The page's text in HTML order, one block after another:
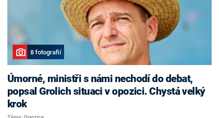
8 fotografií
Úmorné, ministři s námi nechodí do debat,
popsal Grolich situaci v opozici. Chystá velký
krok